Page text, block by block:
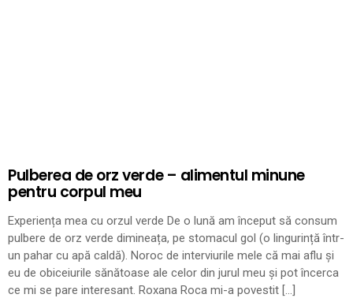
Pulberea de orz verde – alimentul minune
pentru corpul meu
Experiența mea cu orzul verde De o lună am început să consum
pulbere de orz verde dimineața, pe stomacul gol (o lingurință într-
un pahar cu apă caldă). Noroc de interviurile mele că mai aflu și
eu de obiceiurile sănătoase ale celor din jurul meu și pot încerca
ce mi se pare interesant. Roxana Roca mi-a povestit […]